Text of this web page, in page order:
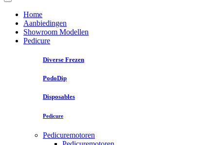
Home
Aanbiedingen
Showroom Modellen
Pedicure
Diverse Frezen
PodoDip
Disposables
Pedicure
Pedicuremotoren